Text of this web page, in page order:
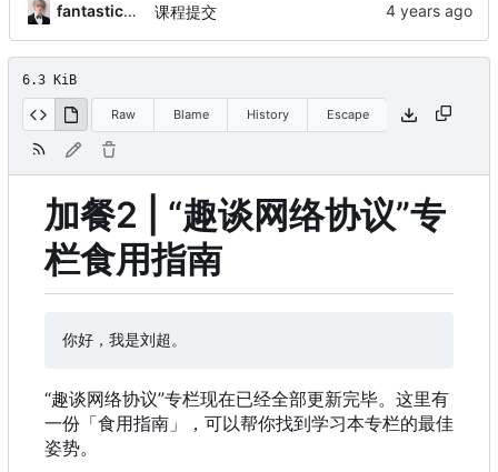
fantasticbin 课程提交
6.3 KiB
Raw Blame History Escape
加餐2 | “趣谈网络协议”专
栏食用指南
“趣谈网络协议”专栏现在已经全部更新完毕。这里有
一份「食用指南」，可以帮你找到学习本专栏的最佳
姿势。